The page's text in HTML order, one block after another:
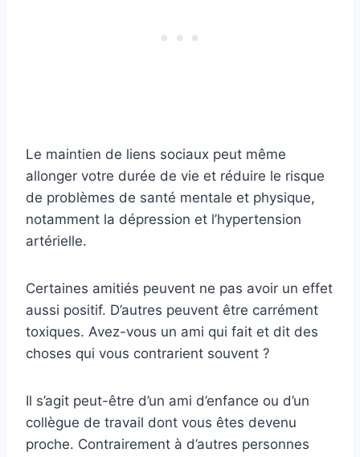
Le maintien de liens sociaux peut même
allonger votre durée de vie et réduire le risque
de problèmes de santé mentale et physique,
notamment la dépression et l’hypertension
artérielle.
Certaines amitiés peuvent ne pas avoir un effet
aussi positif. D’autres peuvent être carrément
toxiques. Avez-vous un ami qui fait et dit des
choses qui vous contrarient souvent ?
Il s’agit peut-être d’un ami d’enfance ou d’un
collègue de travail dont vous êtes devenu
proche. Contrairement à d’autres personnes